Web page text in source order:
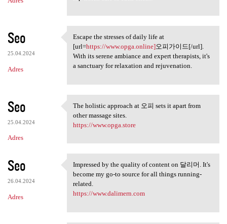
Seo
25.04.2024
Adres
Escape the stresses of daily
Escape the stresses of daily life at
[url=https://www.opga.online]오피가이드[/url].
With its serene ambiance and expert therapists, it's
a sanctuary for relaxation and rejuvenation.
Seo
25.04.2024
Adres
The holistic approach at 오피
The holistic approach at 오피 sets it apart from
other massage sites.
https://www.opga.store
Seo
26.04.2024
Adres
Impressed by the quality of
Impressed by the quality of content on 달리머. It's
become my go-to source for all things running-
related.
https://www.dalimern.com